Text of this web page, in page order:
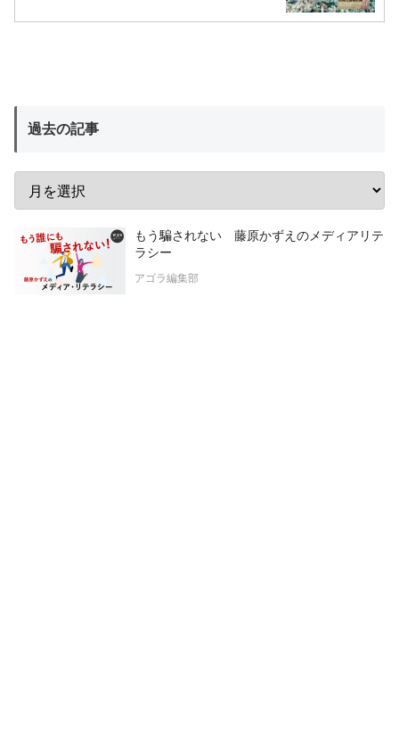
過去の記事
もう騙されない 藤原かずえのメディアリテ
ラシー
アゴラ編集部